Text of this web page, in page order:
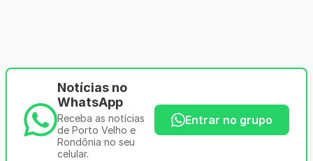
Notícias no
WhatsApp
Receba as notícias
de Porto Velho e
Rondônia no seu
celular.
Entrar no grupo